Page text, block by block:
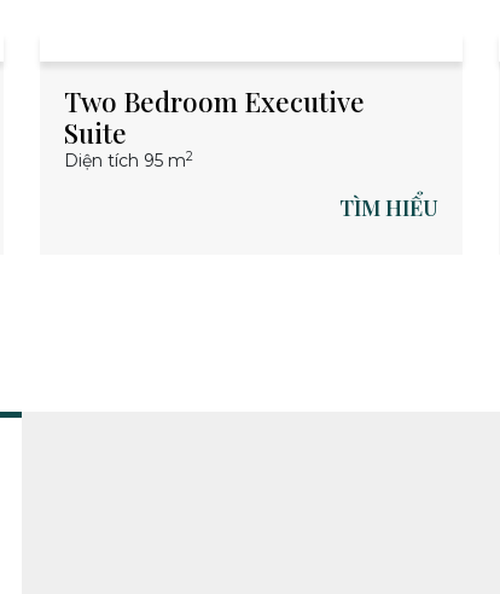
Two Bedroom Executive
Suite
Diện tích 95 m2
TÌM HIỂU